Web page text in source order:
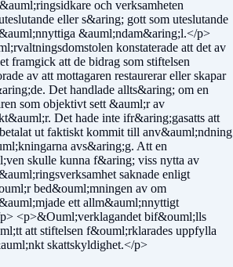
och verksamheten
eller s&aring; gott som uteslutande
&auml;ndam&aring;l.</p>
konstaterade att det av
framgick att de bidrag som stiftelsen
av att mottagaren restaurerar eller skapar
Det handlade allts&aring; om en
som objektivt sett &auml;r av
Det hade inte ifr&aring;gasatts att
ut faktiskt kommit till anv&auml;ndning
avs&aring;g. Att en
skulle kunna f&aring; viss nytta av
saknade enligt
bed&ouml;mningen av om
ett allm&auml;nnyttigt
<p>&Ouml;verklagandet bif&ouml;lls
att stiftelsen f&ouml;rklarades uppfylla
skattskyldighet.</p>